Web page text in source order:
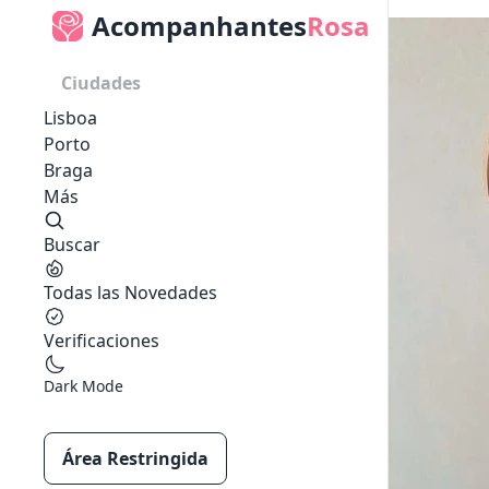
AcompanhantesRosa
Ciudades
Lisboa
Porto
Braga
Más
Buscar
Todas las Novedades
Verificaciones
Dark Mode
Área Restringida